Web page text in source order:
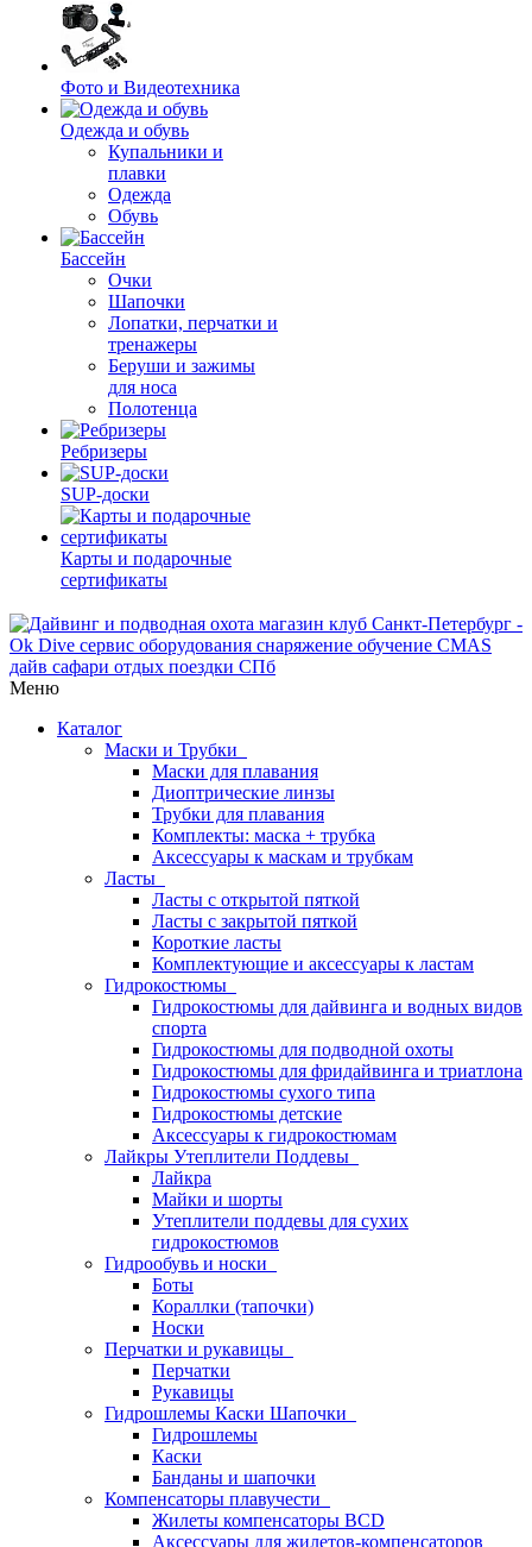
Фото и Видеотехника
Одежда и обувь
Купальники и
плавки
Одежда
Обувь
Бассейн
Очки
Шапочки
Лопатки, перчатки и
тренажеры
Беруши и зажимы
для носа
Полотенца
Ребризеры
SUP-доски
Карты и подарочные
сертификаты
Меню
Каталог
Маски и Трубки
Маски для плавания
Диоптрические линзы
Трубки для плавания
Комплекты: маска + трубка
Аксессуары к маскам и трубкам
Ласты
Ласты с открытой пяткой
Ласты с закрытой пяткой
Короткие ласты
Комплектующие и аксессуары к ластам
Гидрокостюмы
Гидрокостюмы для дайвинга и водных видов
спорта
Гидрокостюмы для подводной охоты
Гидрокостюмы для фридайвинга и триатлона
Гидрокостюмы сухого типа
Гидрокостюмы детские
Аксессуары к гидрокостюмам
Лайкры Утеплители Поддевы
Лайкра
Майки и шорты
Утеплители поддевы для сухих
гидрокостюмов
Гидрообувь и носки
Боты
Кораллки (тапочки)
Носки
Перчатки и рукавицы
Перчатки
Рукавицы
Гидрошлемы Каски Шапочки
Гидрошлемы
Каски
Банданы и шапочки
Компенсаторы плавучести
Жилеты компенсаторы BCD
Аксессуары для жилетов-компенсаторов